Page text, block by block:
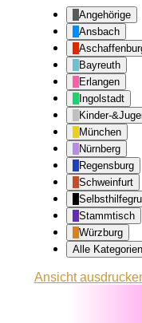
Angehörige
Ansbach
Bayreuth
Erlangen
Ingolstadt
Kinder-
München
Nürnberg
Regensburg
Schweinfurt
Stammtisch
Würzburg
Alle Kategorien
Ansicht